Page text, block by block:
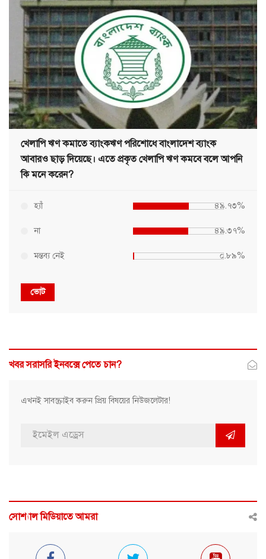
খেলাপি ঋণ কমাতে ব্যাংকঋণ পরিশোধে বাংলাদেশ ব্যাংক
আবারও ছাড় দিয়েছে। এতে প্রকৃত খেলাপি ঋণ কমবে বলে আপনি
কি মনে করেন?
হ্যাঁ ৪৯.৭৩%
না ৪৯.৩৭%
মন্তব্য নেই ০.৮৯%
ভোট
খবর সরাসরি ইনবক্সে পেতে চান?
এখনই সাবস্ক্রাইব করুন প্রিয় বিষয়ের নিউজলেটার!
সোশ্যাল মিডিয়াতে আমরা